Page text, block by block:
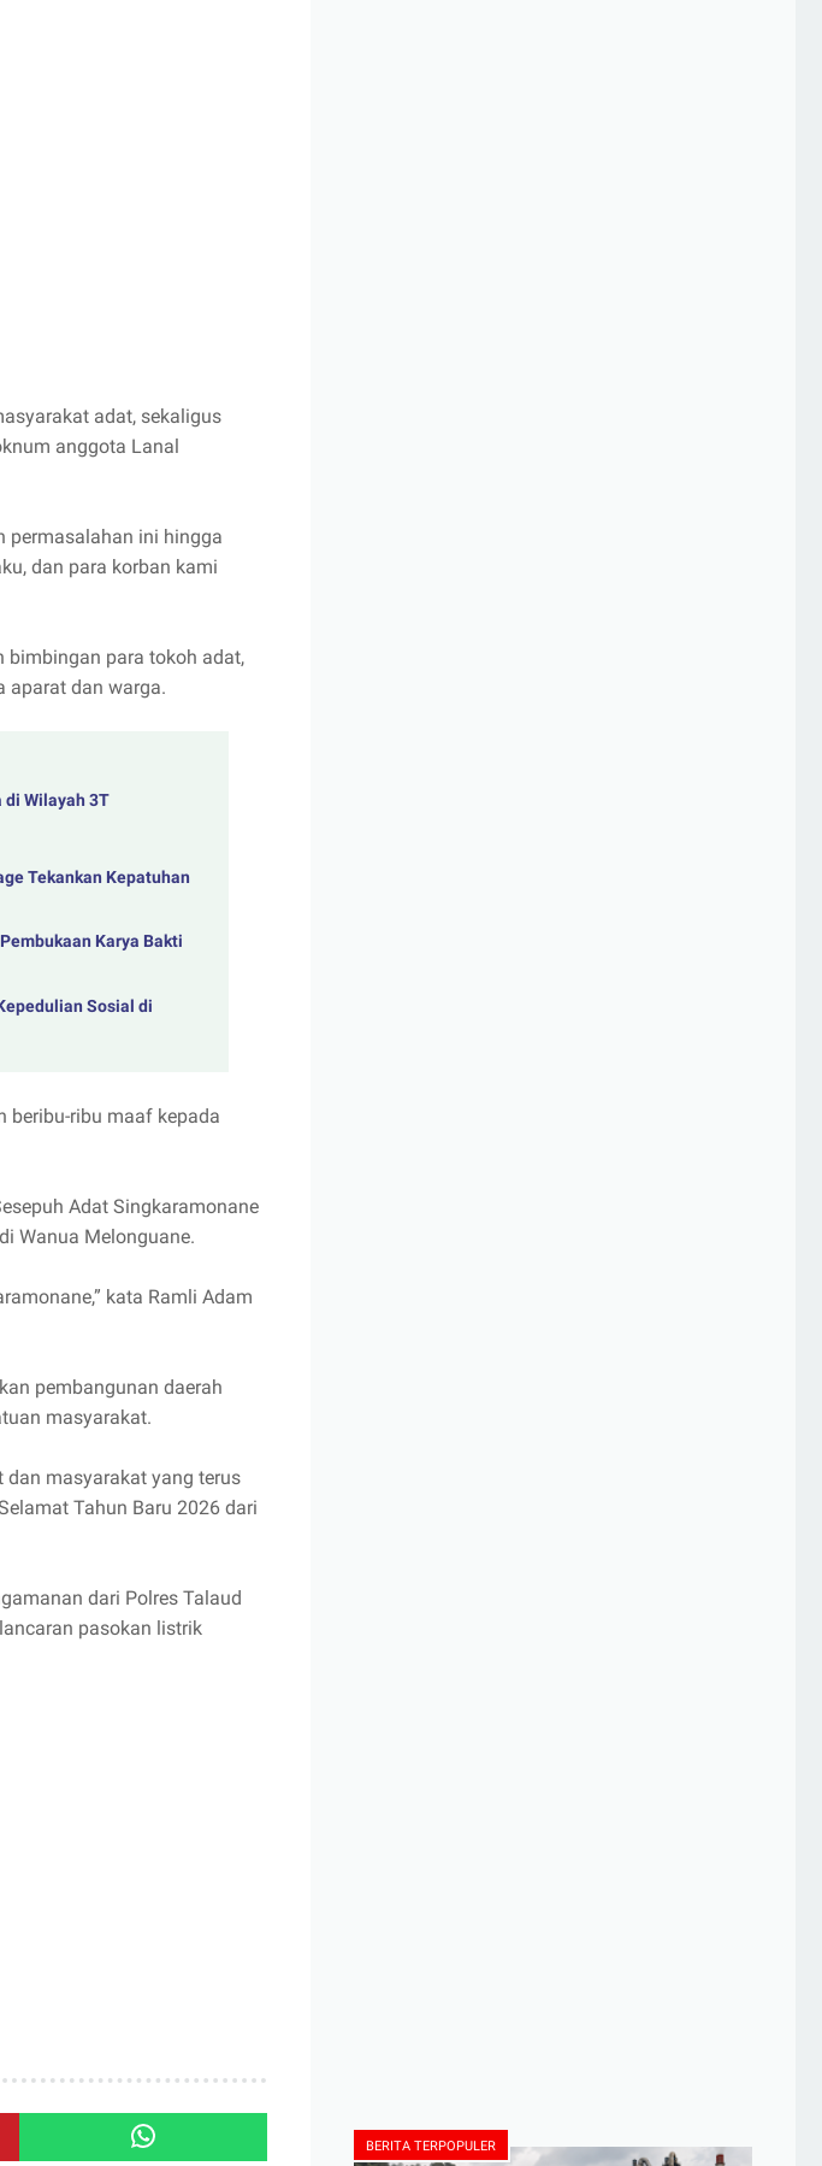
adat, sekaligus
anggota Lanal
permasalahan ini hingga
dan para korban kami
bimbingan para tokoh adat,
aparat dan warga.
di Wilayah 3T
Tekankan Kepatuhan
Karya Bakti
Sosial di
beribu-ribu maaf kepada
Adat Singkaramonane
Wanua Melonguane.
kata Ramli Adam
pembangunan daerah
masyarakat.
dan masyarakat yang terus
Tahun Baru 2026 dari
dari Polres Talaud
pasokan listrik
BERITA TERPOPULER